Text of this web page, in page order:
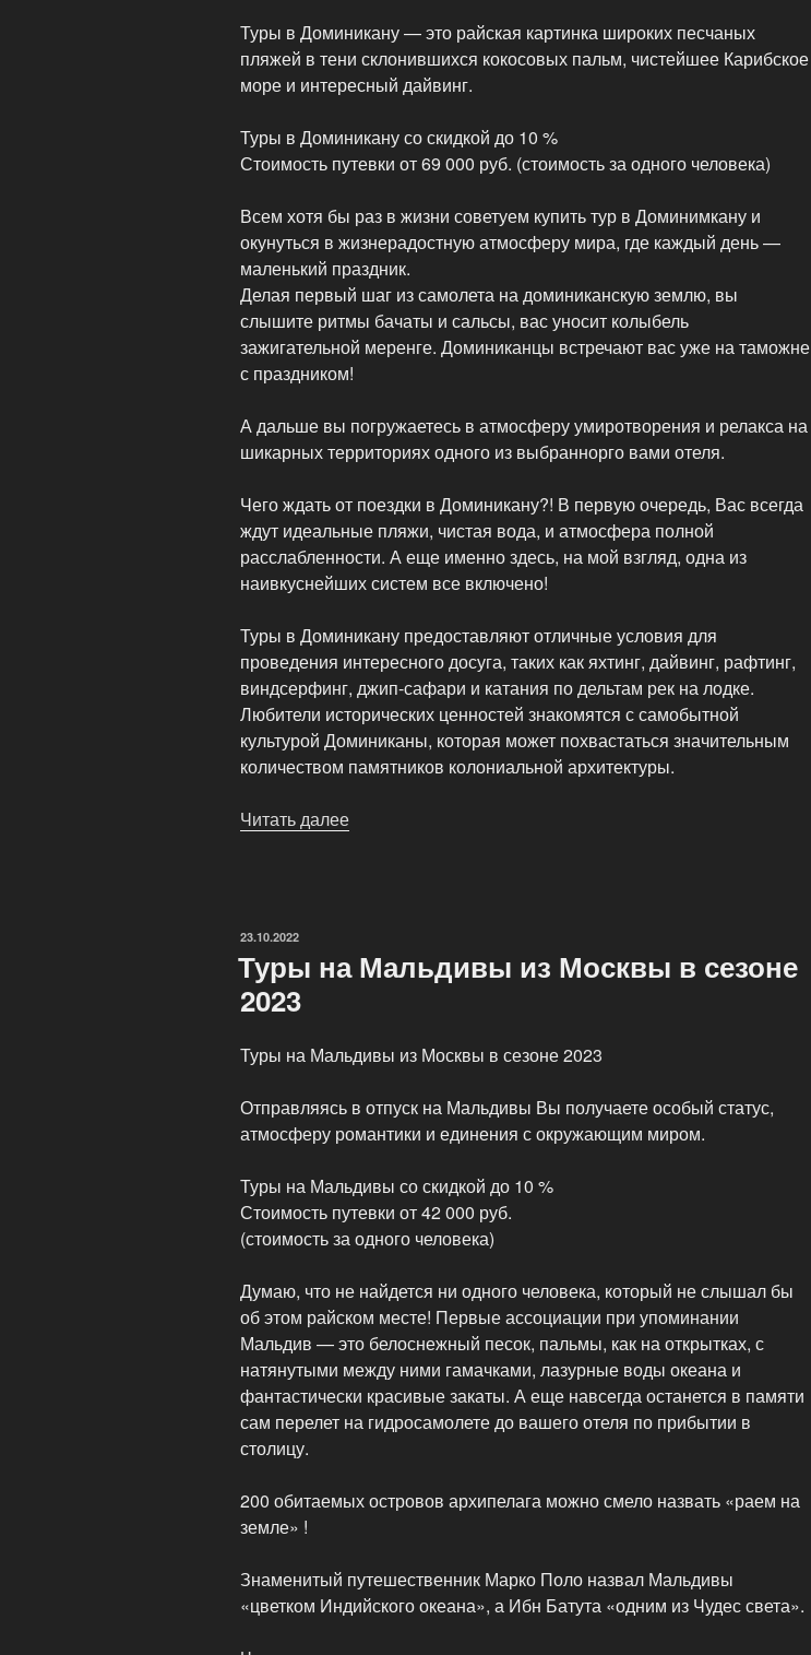
Туры в Доминикану — это райская картинка широких песчаных
пляжей в тени склонившихся кокосовых пальм, чистейшее Карибское
море и интересный дайвинг.
Туры в Доминикану со скидкой до 10 %
Стоимость путевки от 69 000 руб. (стоимость за одного человека)
Всем хотя бы раз в жизни советуем купить тур в Доминимкану и
окунуться в жизнерадостную атмосферу мира, где каждый день —
маленький праздник.
Делая первый шаг из самолета на доминиканскую землю, вы
слышите ритмы бачаты и сальсы, вас уносит колыбель
зажигательной меренге. Доминиканцы встречают вас уже на таможне
с праздником!
А дальше вы погружаетесь в атмосферу умиротворения и релакса на
шикарных территориях одного из выбраннорго вами отеля.
Чего ждать от поездки в Доминикану?! В первую очередь, Вас всегда
ждут идеальные пляжи, чистая вода, и атмосфера полной
расслабленности. А еще именно здесь, на мой взгляд, одна из
наивкуснейших систем все включено!
Туры в Доминикану предоставляют отличные условия для
проведения интересного досуга, таких как яхтинг, дайвинг, рафтинг,
виндсерфинг, джип-сафари и катания по дельтам рек на лодке.
Любители исторических ценностей знакомятся с самобытной
культурой Доминиканы, которая может похвастаться значительным
количеством памятников колониальной архитектуры.
Читать далее
сезоне
ОПУБЛИКОВАНО
23.10.2022
Туры на Мальдивы из Москвы в сезоне
2023
Туры на Мальдивы из Москвы в сезоне 2023
Отправляясь в отпуск на Мальдивы Вы получаете особый статус,
атмосферу романтики и единения с окружающим миром.
Туры на Мальдивы со скидкой до 10 %
Стоимость путевки от 42 000 руб.
(стоимость за одного человека)
Думаю, что не найдется ни одного человека, который не слышал бы
об этом райском месте! Первые ассоциации при упоминании
Мальдив — это белоснежный песок, пальмы, как на открытках, с
натянутыми между ними гамачками, лазурные воды океана и
фантастически красивые закаты. А еще навсегда останется в памяти
сам перелет на гидросамолете до вашего отеля по прибытии в
столицу.
200 обитаемых островов архипелага можно смело назвать «раем на
земле» !
Знаменитый путешественник Марко Поло назвал Мальдивы
«цветком Индийского океана», а Ибн Батута «одним из Чудес света».